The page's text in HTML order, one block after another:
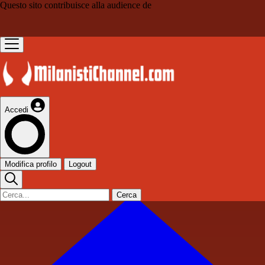
Questo sito contribuisce alla audience de
Accedi
Modifica profilo Logout
Cerca